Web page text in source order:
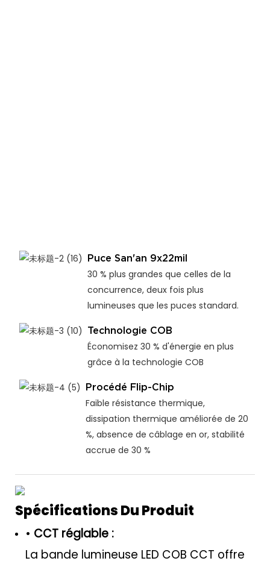
Puce San'an 9x22mil
30 % plus grandes que celles de la
concurrence, deux fois plus
lumineuses que les puces standard.
Technologie COB
Économisez 30 % d'énergie en plus
grâce à la technologie COB
Procédé Flip-Chip
Faible résistance thermique,
dissipation thermique améliorée de 20
%, absence de câblage en or, stabilité
accrue de 30 %
Spécifications Du Produit
• CCT réglable :
La bande lumineuse LED COB CCT offre